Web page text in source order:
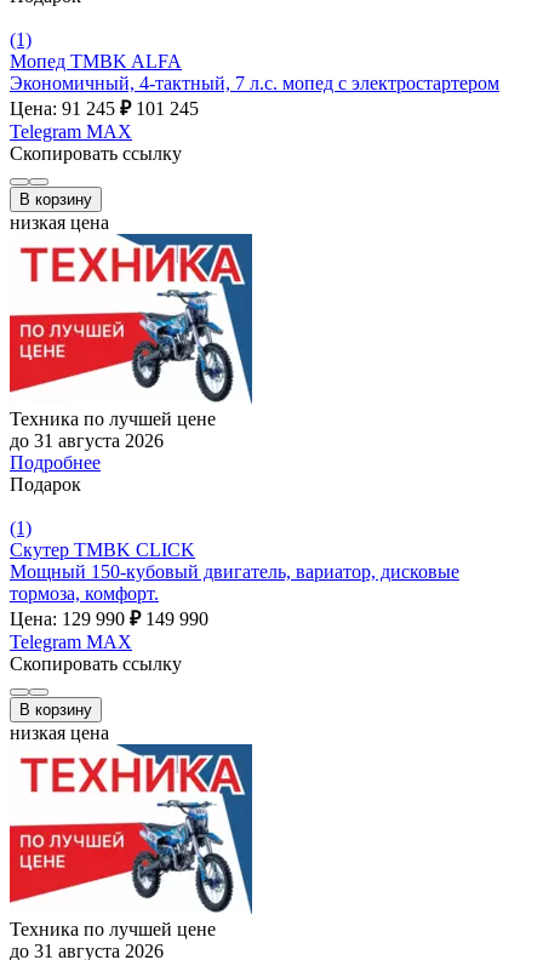
(1)
Мопед TMBK ALFA
Экономичный, 4-тактный, 7 л.с. мопед с электростартером
Цена: 91 245 ₽ 101 245
Telegram MAX
Скопировать ссылку
В корзину
низкая цена
Техника по лучшей цене
до 31 августа 2026
Подробнее
Подарок
(1)
Скутер TMBK CLICK
Мощный 150-кубовый двигатель, вариатор, дисковые
тормоза, комфорт.
Цена: 129 990 ₽ 149 990
Telegram MAX
Скопировать ссылку
В корзину
низкая цена
Техника по лучшей цене
до 31 августа 2026